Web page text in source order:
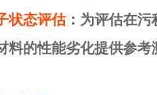
状态评估：为评估在污
料的性能劣化提供参考